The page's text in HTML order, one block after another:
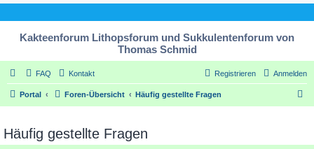
Kakteenforum Lithopsforum und Sukkulentenforum von
Thomas Schmid
FAQ Kontakt Anmelden
Registrieren
Portal Foren-Übersicht Häufig gestellte Fragen
h
Häufig gestellte Fragen